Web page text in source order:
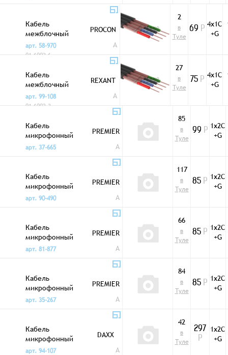
Кабель
межблочный
4/1C+1 3мм ШГЭС
CCA
PROCON
арт. 58-970
01-6002-6
A
2
в
Туле
69 Р
4х1C
+G
Кабель
межблочный
4/1C+1 3мм ШГЭС
CCA
REXANT
арт. 99-108
01-6002-3
A
27
в
Туле
75 Р
4х1C
+G
Кабель
микрофонный
1/2C+1 3,7мм LCM-
PREMIER
арт. 37-665
A
85
в
Туле
99 Р
1х2C
+G
Кабель
микрофонный
1/2C+1 3мм LCM-18
PREMIER
арт. 90-490
A
117
в
Туле
85 Р
1х2C
+G
Кабель
микрофонный
1/2C+1 3мм LCM-18
PREMIER
арт. 81-877
A
66
в
Туле
85 Р
1х2C
+G
Кабель
микрофонный
1/2C+1 3мм LCM-18
PREMIER
арт. 35-267
A
84
в
Туле
85 Р
1х2C
+G
Кабель
микрофонный
1/2C+1 4мм J63
DAXX
арт. 94-107
A
42
в
Туле
297
Р
1х2C
+G